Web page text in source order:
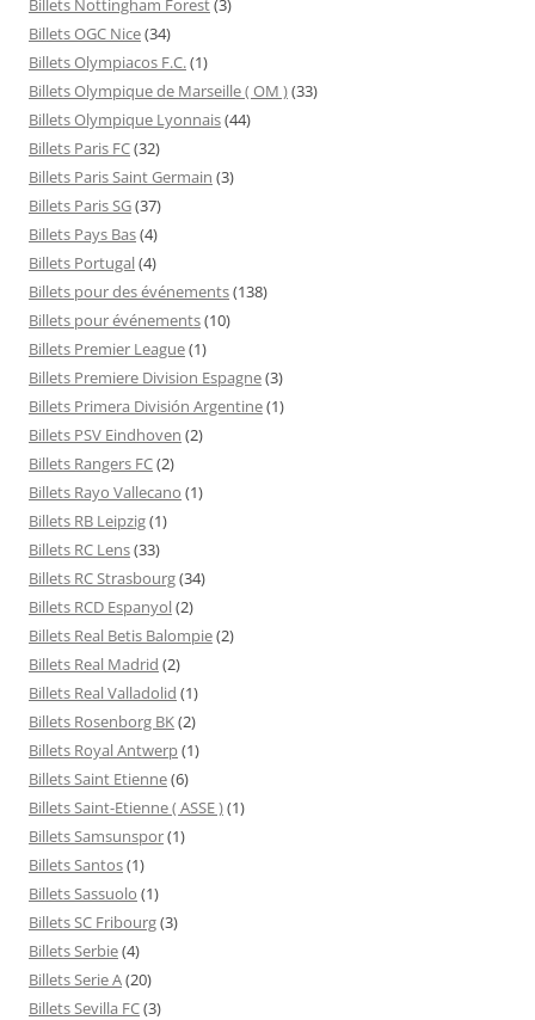
Billets Nottingham Forest(3)
Billets OGC Nice(34)
Billets Olympiacos F.C.(1)
Billets Olympique de Marseille ( OM )(33)
Billets Olympique Lyonnais(44)
Billets Paris FC(32)
Billets Paris Saint Germain (3)
Billets Paris SG(37)
Billets Pays Bas(4)
Billets Portugal(4)
Billets pour des événements(138)
Billets pour événements(10)
Billets Premier League(1)
Billets Premiere Division Espagne(3)
Billets Primera División Argentine(1)
Billets PSV Eindhoven (2)
Billets Rangers FC(2)
Billets Rayo Vallecano (1)
Billets RB Leipzig(1)
Billets RC Lens(33)
Billets RC Strasbourg(34)
Billets RCD Espanyol(2)
Billets Real Betis Balompie(2)
Billets Real Madrid (2)
Billets Real Valladolid (1)
Billets Rosenborg BK(2)
Billets Royal Antwerp(1)
Billets Saint Etienne(6)
Billets Saint-Etienne ( ASSE )(1)
Billets Samsunspor(1)
Billets Santos(1)
Billets Sassuolo (1)
Billets SC Fribourg(3)
Billets Serbie(4)
Billets Serie A(20)
Billets Sevilla FC(3)